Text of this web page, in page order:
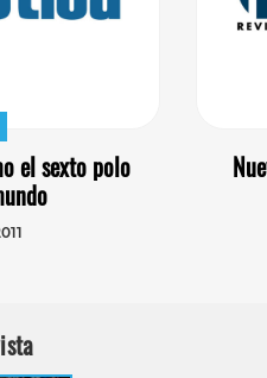
el sexto polo